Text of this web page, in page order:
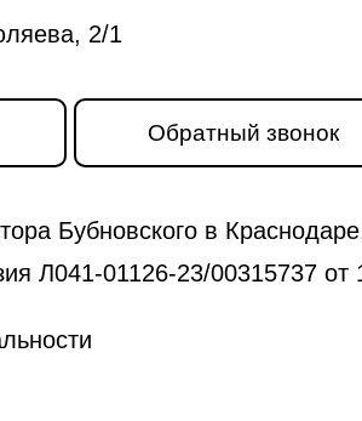
2/1
Обратный звонок
Бубновского в
Л041-01126-23/00315737 от